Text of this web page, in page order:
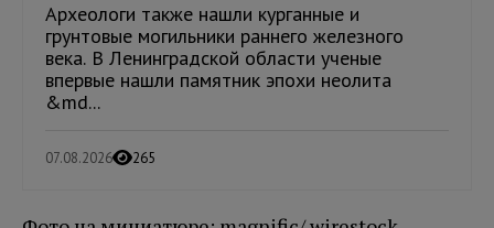
Археологи также нашли курганные и
грунтовые могильники раннего железного
века. В Ленинградской области ученые
впервые нашли памятник эпохи неолита
&md...
07.08.2026 265